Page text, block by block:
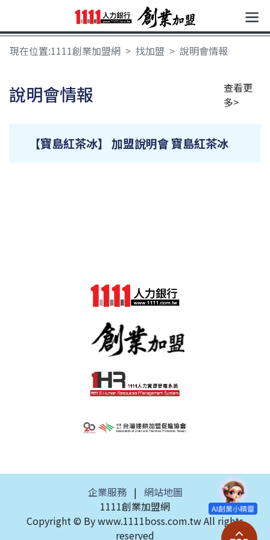
現在位置:1111創業加盟網 找加盟 說明會情報
說明會情報
查看更
多>
【寶島紅茶冰】 加盟說明會 寶島紅茶冰
企業服務 | 網站地圖
1111創業加盟網
Copyright © By www.1111boss.com.tw All rights
reserved